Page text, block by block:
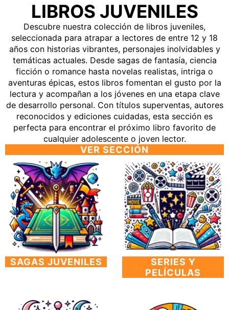
LIBROS JUVENILES
Descubre nuestra colección de libros juveniles,
seleccionada para atrapar a lectores de entre 12 y 18
años con historias vibrantes, personajes inolvidables y
temáticas actuales. Desde sagas de fantasía, ciencia
ficción o romance hasta novelas realistas, intriga o
aventuras épicas, estos libros fomentan el gusto por la
lectura y acompañan a los jóvenes en una etapa clave
de desarrollo personal. Con títulos superventas, autores
reconocidos y ediciones cuidadas, esta sección es
perfecta para encontrar el próximo libro favorito de
cualquier adolescente o joven lector.
VER SECCIÓN
SAGAS JUVENILES
SERIES Y
PELÍCULAS